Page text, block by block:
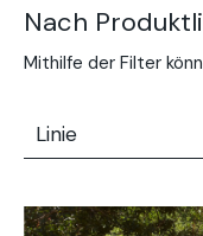
Nach
Mithilfe der Filter
Linie